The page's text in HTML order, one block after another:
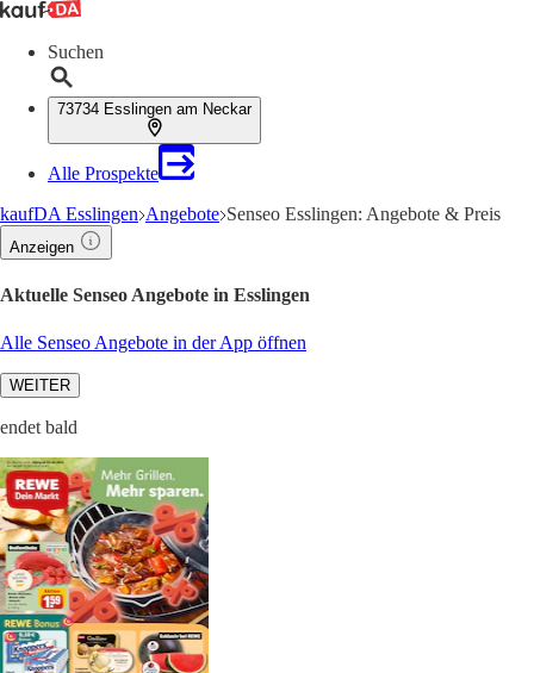
Suchen
73734 Esslingen am Neckar
Alle Prospekte
kaufDA Esslingen Angebote Senseo Esslingen: Angebote & Preis
Anzeigen
Aktuelle Senseo Angebote in Esslingen
Alle Senseo Angebote in der App öffnen
WEITER
endet bald